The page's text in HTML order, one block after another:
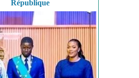
République